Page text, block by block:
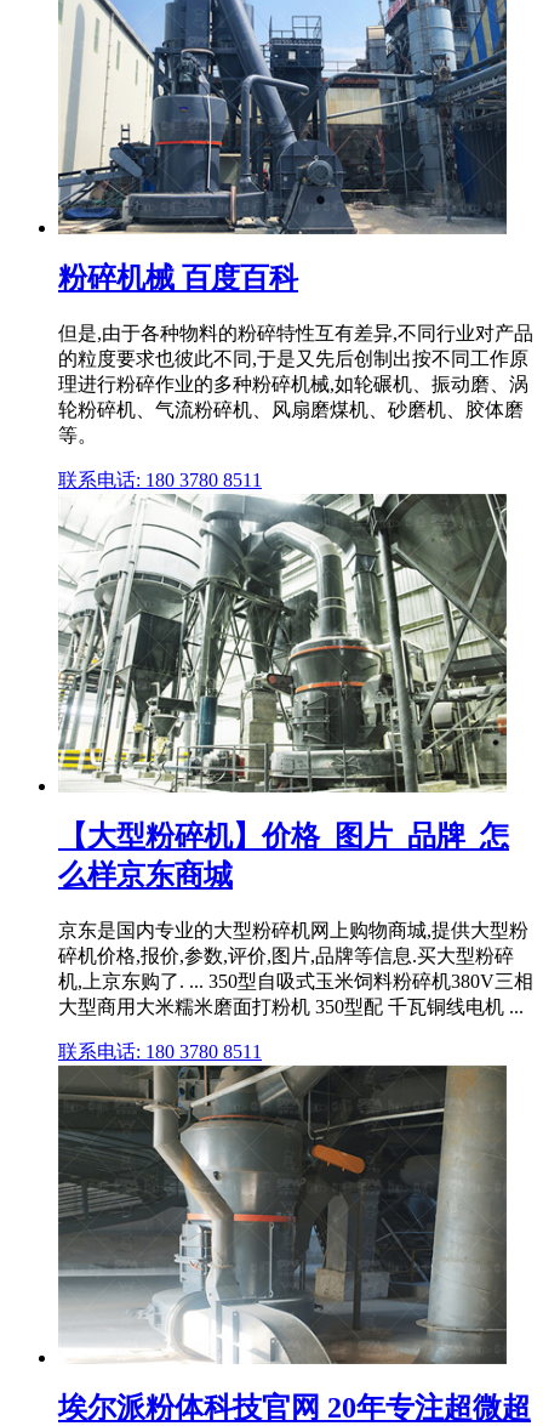
粉碎机械 百度百科
但是,由于各种物料的粉碎特性互有差异,不同行业对产品
的粒度要求也彼此不同,于是又先后创制出按不同工作原
理进行粉碎作业的多种粉碎机械,如轮碾机、振动磨、涡
轮粉碎机、气流粉碎机、风扇磨煤机、砂磨机、胶体磨
等。
联系电话: 180 3780 8511
【大型粉碎机】价格_图片_品牌_怎
么样京东商城
京东是国内专业的大型粉碎机网上购物商城,提供大型粉
碎机价格,报价,参数,评价,图片,品牌等信息.买大型粉碎
机,上京东购了. ... 350型自吸式玉米饲料粉碎机380V三相
大型商用大米糯米磨面打粉机 350型配 千瓦铜线电机 ...
联系电话: 180 3780 8511
埃尔派粉体科技官网 20年专注超微超